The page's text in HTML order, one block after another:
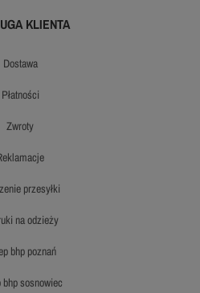
KLIENTA
dostawa
płatności
zwroty
reklamacje
przesyłki
na odzieży
bhp poznań
bhp sosnowiec